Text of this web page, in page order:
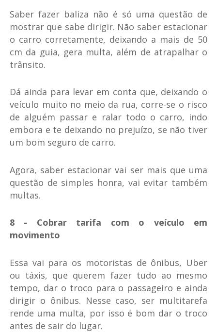
Saber fazer baliza não é só uma questão de
mostrar que sabe dirigir. Não saber estacionar
o carro corretamente, deixando a mais de 50
cm da guia, gera multa, além de atrapalhar o
trânsito.
Dá ainda para levar em conta que, deixando o
veículo muito no meio da rua, corre-se o risco
de alguém passar e ralar todo o carro, indo
embora e te deixando no prejuízo, se não tiver
um bom seguro de carro.
Agora, saber estacionar vai ser mais que uma
questão de simples honra, vai evitar também
multas.
8 - Cobrar tarifa com o veículo em
movimento
Essa vai para os motoristas de ônibus, Uber
ou táxis, que querem fazer tudo ao mesmo
tempo, dar o troco para o passageiro e ainda
dirigir o ônibus. Nesse caso, ser multitarefa
rende uma multa, por isso é bom dar o troco
antes de sair do lugar.